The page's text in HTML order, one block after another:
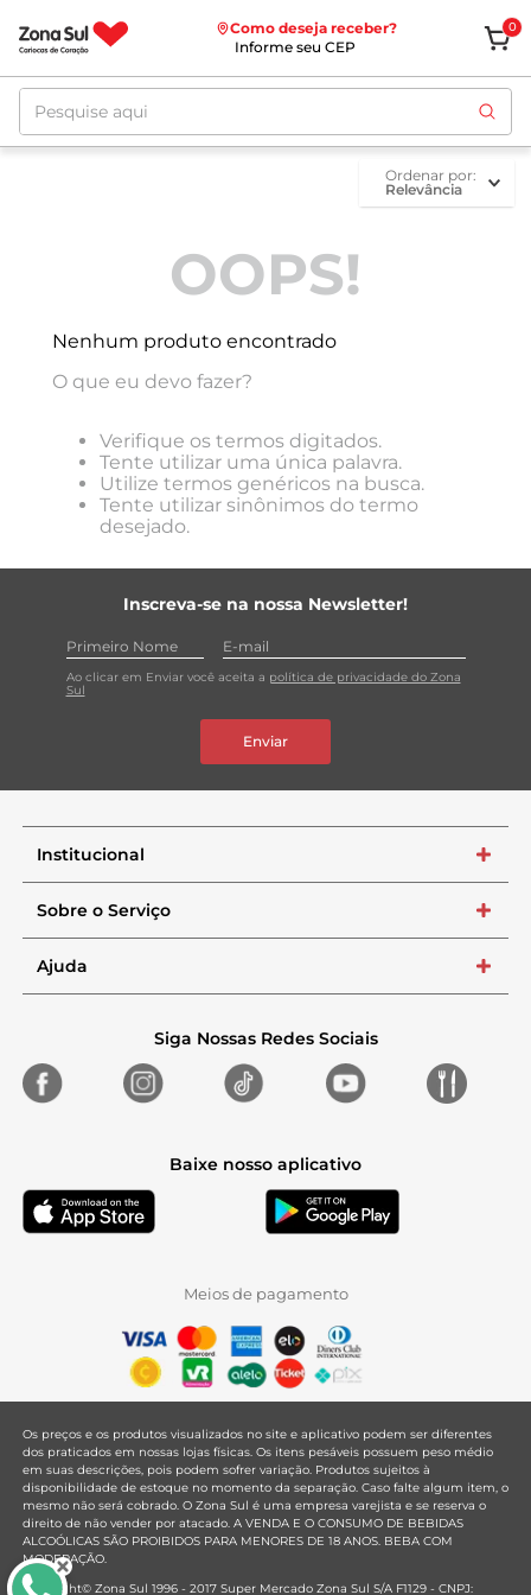
Como deseja receber?
Informe seu CEP
0
Pesquise aqui
ordenar por
Relevância
OOPS!
Nenhum produto encontrado
O que eu devo fazer?
Verifique os termos digitados.
Tente utilizar uma única palavra.
Utilize termos genéricos na busca.
Tente utilizar sinônimos do termo
desejado.
Inscreva-se na nossa Newsletter!
Ao clicar em Enviar você aceita a política de privacidade do Zona
Sul
Enviar
Institucional +
Sobre o Serviço +
Ajuda +
Siga Nossas Redes Sociais
Baixe nosso aplicativo
Meios de pagamento
Os preços e os produtos visualizados no site e aplicativo podem ser diferentes
dos praticados em nossas lojas físicas. Os itens pesáveis possuem peso médio
em suas descrições, pois podem sofrer variação. Produtos sujeitos à
disponibilidade de estoque no momento da separação. Caso falte algum item, o
mesmo não será cobrado. O Zona Sul é uma empresa varejista e se reserva o
direito de não vender por atacado. A VENDA E O CONSUMO DE BEBIDAS
ALCOÓLICAS SÃO PROIBIDOS PARA MENORES DE 18 ANOS. BEBA COM
MODERAÇÃO.
Copyright© Zona Sul 1996 - 2017 Super Mercado Zona Sul S/A F1129 - CNPJ: